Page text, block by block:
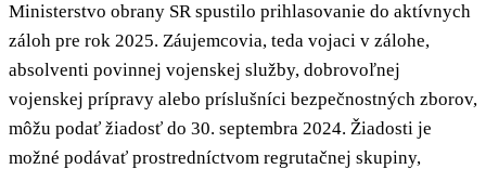
Ministerstvo obrany SR spustilo prihlasovanie do aktívnych
záloh pre rok 2025. Záujemcovia, teda vojaci v zálohe,
absolventi povinnej vojenskej služby, dobrovoľnej
vojenskej prípravy alebo príslušníci bezpečnostných zborov,
môžu podať žiadosť do 30. septembra 2024. Žiadosti je
možné podávať prostredníctvom regrutačnej skupiny,